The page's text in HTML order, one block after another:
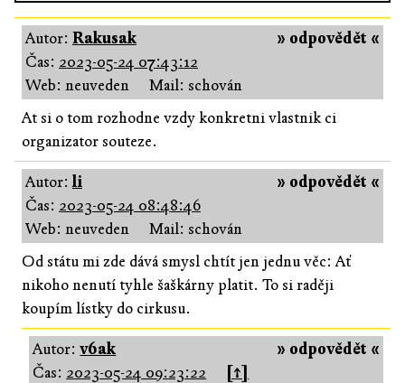
» odpovědět «
Autor: Rakusak
Čas: 2023-05-24 07:43:12
Web: neuveden
Mail: schován
At si o tom rozhodne vzdy konkretni vlastnik ci
organizator souteze.
» odpovědět «
Autor:li
Čas: 2023-05-24 08:48:46
Web: neuveden
Mail: schován
Od státu mi zde dává smysl chtít jen jednu věc: Ať
nikoho nenutí tyhle šaškárny platit. To si raději
koupím lístky do cirkusu.
» odpovědět «
Autor:v6ak
Čas: 2023-05-24 09:23:22
[↑]